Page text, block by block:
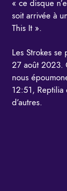
« ce disque
soit arrivée à
This It ».
Les Strokes
27 août 2023.
nous
12:51, Reptilia
d’autres.